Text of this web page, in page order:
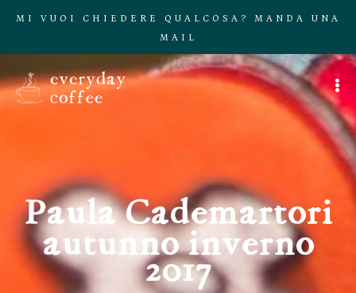
MI VUOI CHIEDERE QUALCOSA? MANDA UNA
MAIL
Paula Cademartori
autunno inverno
2017